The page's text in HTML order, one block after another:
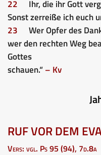
22
Ihr, die ihr Gott
Sonst zerreiße ich euch
23
Wer Opfer des
wer den rechten Weg
Gottes
schauen.“– Kv
RUF VOR DEM
Vers: vgl. Ps 95 (94), 7d.8a